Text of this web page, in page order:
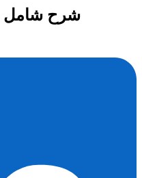
شرح شامل